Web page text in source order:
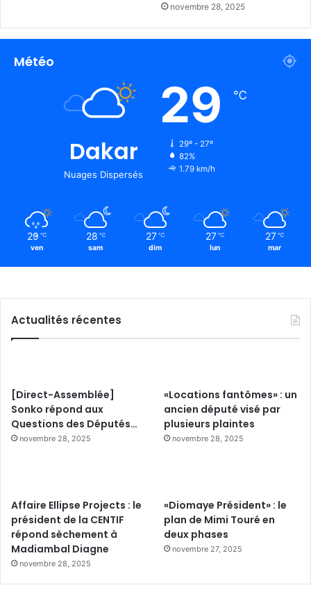
novembre 28, 2025
Météo
Dakar
Nuages Dispersés
29 ℃
29º - 27º
82%
1.79 km/h
29 ℃
ven
28 ℃
sam
27 ℃
dim
27 ℃
lun
27 ℃
mar
Actualités récentes
[Direct-Assemblée]
Sonko répond aux
Questions des Députés…
novembre 28, 2025
«Locations fantômes» : un
ancien député visé par
plusieurs plaintes
novembre 28, 2025
Affaire Ellipse Projects : le
président de la CENTIF
répond sèchement à
Madiambal Diagne
novembre 28, 2025
«Diomaye Président» : le
plan de Mimi Touré en
deux phases
novembre 27, 2025